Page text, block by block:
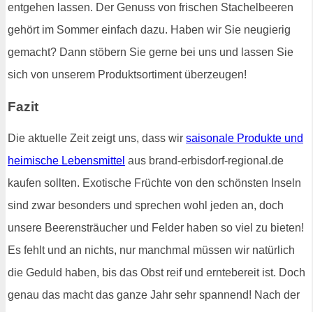
entgehen lassen. Der Genuss von frischen Stachelbeeren
gehört im Sommer einfach dazu. Haben wir Sie neugierig
gemacht? Dann stöbern Sie gerne bei uns und lassen Sie
sich von unserem Produktsortiment überzeugen!
Fazit
Die aktuelle Zeit zeigt uns, dass wir saisonale Produkte und
heimische Lebensmittel aus brand-erbisdorf-regional.de
kaufen sollten. Exotische Früchte von den schönsten Inseln
sind zwar besonders und sprechen wohl jeden an, doch
unsere Beerensträucher und Felder haben so viel zu bieten!
Es fehlt und an nichts, nur manchmal müssen wir natürlich
die Geduld haben, bis das Obst reif und erntebereit ist. Doch
genau das macht das ganze Jahr sehr spannend! Nach der